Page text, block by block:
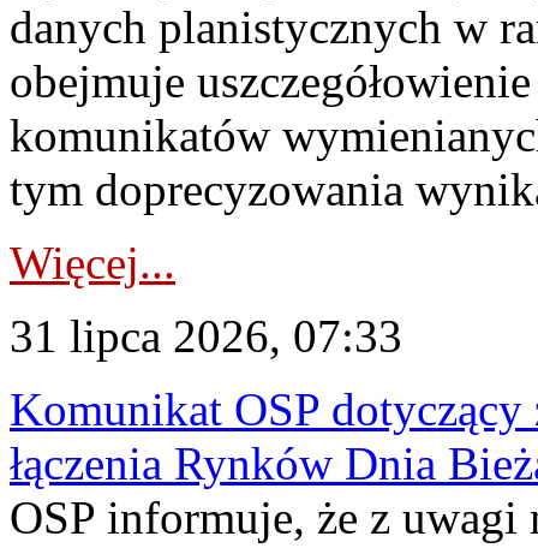
danych planistycznych w
obejmuje
komunikatów
tym doprecyzowania
Więcej...
31 lipca 2026, 07:33
Komunikat OSP dotyczący
łączenia Rynków Dnia
OSP informuje, że z uwagi